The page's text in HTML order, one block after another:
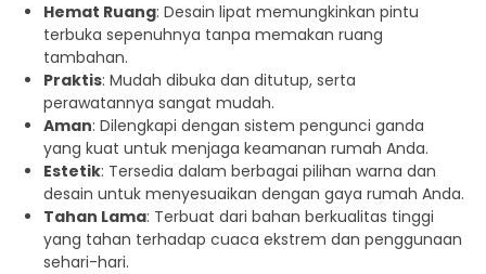
Hemat Ruang: Desain lipat memungkinkan pintu
terbuka sepenuhnya tanpa memakan ruang
tambahan.
Praktis: Mudah dibuka dan ditutup, serta
perawatannya sangat mudah.
Aman: Dilengkapi dengan sistem pengunci ganda
yang kuat untuk menjaga keamanan rumah Anda.
Estetik: Tersedia dalam berbagai pilihan warna dan
desain untuk menyesuaikan dengan gaya rumah Anda.
Tahan Lama: Terbuat dari bahan berkualitas tinggi
yang tahan terhadap cuaca ekstrem dan penggunaan
sehari-hari.